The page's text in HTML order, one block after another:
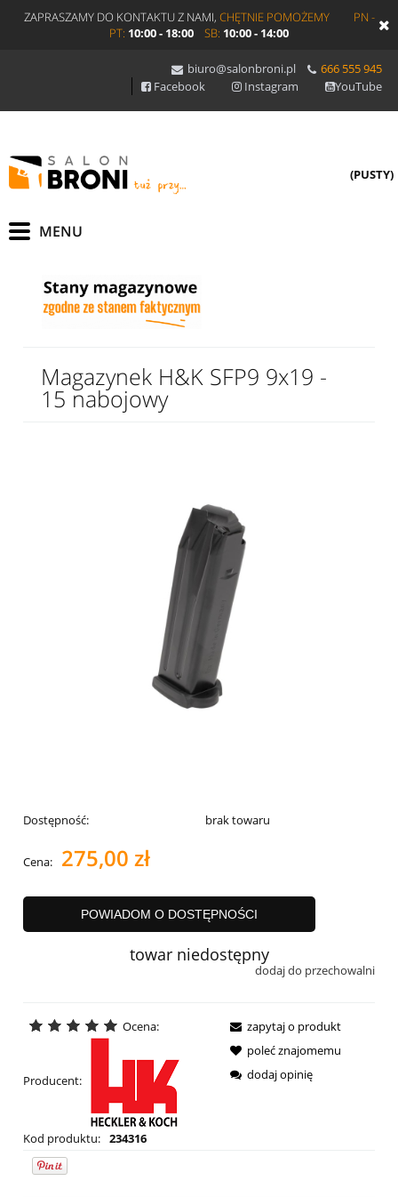
ZAPRASZAMY DO KONTAKTU Z NAMI, CHĘTNIE POMOŻEMY
PN -
PT: 10:00 - 18:00 SB: 10:00 - 14:00
biuro@salonbroni.pl
666 555 945
Facebook
Instagram YouTube
(PUSTY)
Magazynek H&K SFP9 9x19 -
15 nabojowy
Dostępność: brak towaru
Cena: 275,00 zł
POWIADOM O DOSTĘPNOŚCI
towar niedostępny
dodaj do przechowalni
Ocena:
Producent:
Kod produktu: 234316
zapytaj o produkt
poleć znajomemu
dodaj opinię